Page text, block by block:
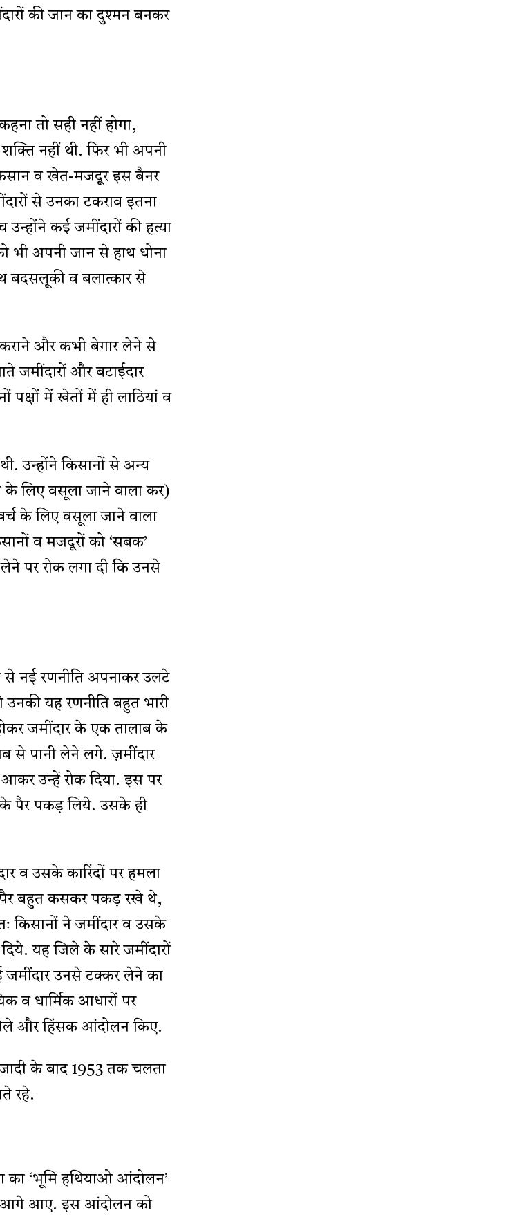
की जान का दुश्मन बनकर
तो सही नहीं होगा,
नहीं थी. फिर भी अपनी
व खेत-मजदूर इस बैनर
से उनका टकराव इतना
कई जमींदारों की हत्या
भी अपनी जान से हाथ धोना
व बलात्कार से
और कभी बेगार लेने से
और बटाईदार
पक्षों में खेतों में ही लाठियां व
उन्होंने किसानों से अन्य
के लिए वसूला जाने वाला कर)
के लिए वसूला जाने वाला
व मजदूरों को ‘सबक’
पर रोक लगा दी कि उनसे
से नई रणनीति अपनाकर उलटे
उनकी यह रणनीति बहुत भारी
जमींदार के एक तालाब के
से पानी लेने लगे. ज़मींदार
उन्हें रोक दिया. इस पर
पैर पकड़ लिये. उसके ही
व उसके कारिंदों पर हमला
पैर बहुत कसकर पकड़ रखे थे,
किसानों ने जमींदार व उसके
यह जिले के सारे जमींदारों
उनसे टक्कर लेने का
व धार्मिक आधारों पर
और हिंसक आंदोलन किए.
के बाद 1953 तक चलता
रहे.
‘भूमि हथियाओ आंदोलन’
आगे आए. इस आंदोलन को